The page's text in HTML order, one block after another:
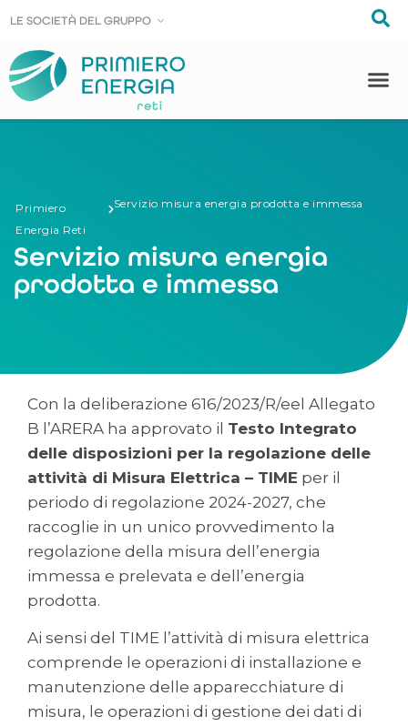
LE SOCIETÀ DEL GRUPPO
LE SOCIETÀ DEL GRUPPO
Primiero
Energia Reti
Servizio misura energia prodotta e immessa
Servizio misura energia
prodotta e immessa
Con la deliberazione 616/2023/R/eel Allegato
B l’ARERA ha approvato il Testo Integrato
delle disposizioni per la regolazione delle
attività di Misura Elettrica – TIME per il
periodo di regolazione 2024-2027, che
raccoglie in un unico provvedimento la
regolazione della misura dell’energia
immessa e prelevata e dell’energia
prodotta.
Ai sensi del TIME l’attività di misura elettrica
comprende le operazioni di installazione e
manutenzione delle apparecchiature di
misura, le operazioni di gestione dei dati di